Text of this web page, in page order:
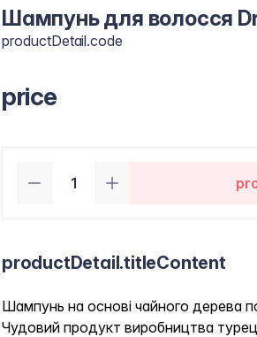
Шампунь для волосся
productDetail.code
price
productDetail.titleContent
Шампунь на основі чайного дерева
Чудовий продукт виробництва